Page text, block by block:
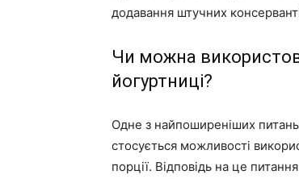
додавання штучних
Чи можна
йогуртниці?
Одне з найпоширеніших
стосується можливості
порції. Відповідь на це